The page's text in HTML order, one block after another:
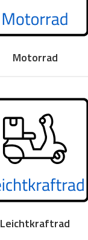
Motorrad
Leichtkraftrad